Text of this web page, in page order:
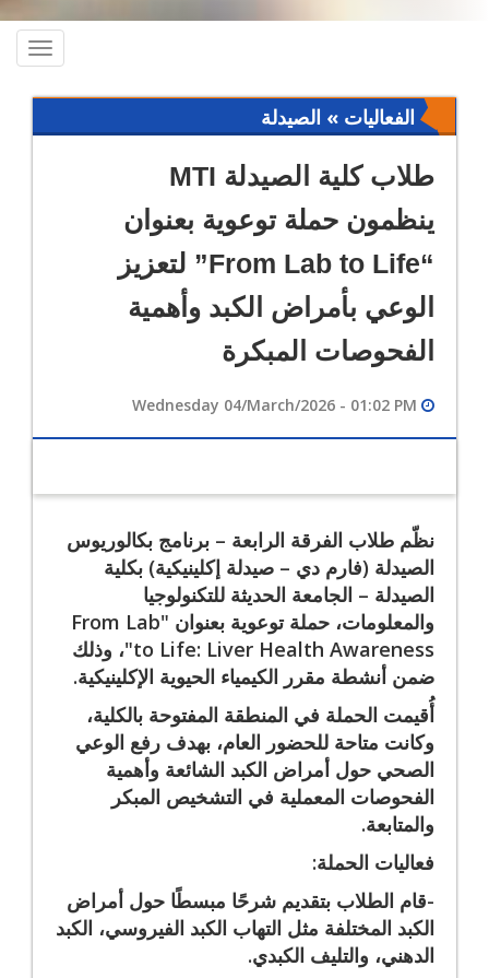
الفعاليات » الصيدلة
طلاب كلية الصيدلة MTI
ينظمون حملة توعوية بعنوان
“From Lab to Life” لتعزيز
الوعي بأمراض الكبد وأهمية
الفحوصات المبكرة
نظّم طلاب الفرقة الرابعة – برنامج بكالوريوس
الصيدلة (فارم دي – صيدلة إكلينيكية) بكلية
الصيدلة – الجامعة الحديثة للتكنولوجيا
والمعلومات، حملة توعوية بعنوان "From Lab
to Life: Liver Health Awareness"، وذلك
ضمن أنشطة مقرر الكيمياء الحيوية الإكلينيكية.
أُقيمت الحملة في المنطقة المفتوحة بالكلية،
وكانت متاحة للحضور العام، بهدف رفع الوعي
الصحي حول أمراض الكبد الشائعة وأهمية
الفحوصات المعملية في التشخيص المبكر
والمتابعة.
فعاليات الحملة:
-قام الطلاب بتقديم شرحًا مبسطًا حول أمراض
الكبد المختلفة مثل التهاب الكبد الفيروسي، الكبد
الدهني، والتليف الكبدي.